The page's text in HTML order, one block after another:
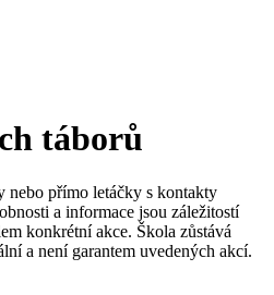
táborů
nebo přímo letáčky s kontakty
a informace jsou záležitostí
konkrétní akce. Škola zůstává
a není garantem uvedených akcí.